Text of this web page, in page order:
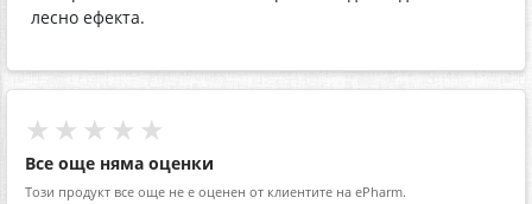
лесно ефекта.
★★★★★
Все още няма оценки
Този продукт все още не е оценен от клиентите на ePharm.